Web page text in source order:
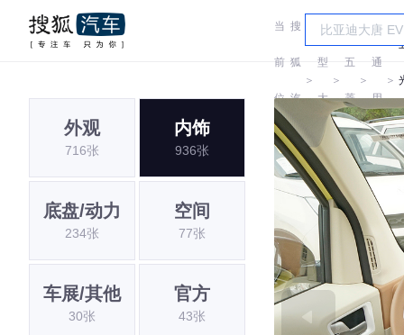
当
前
位
置:
搜
狐
汽
车
＞
车
型
大
全
＞
五
菱
＞
汽
通
用
五
菱
＞
外观
716张
内饰
936张
底盘/动力
234张
空间
77张
车展/其他
30张
官方
43张